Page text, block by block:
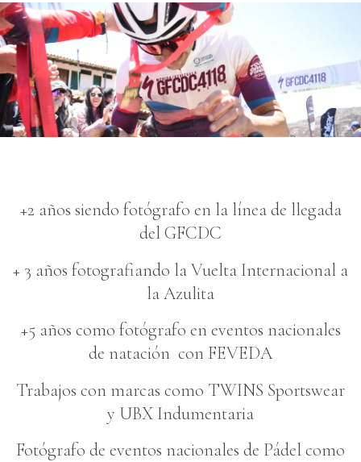
+2 años siendo fotógrafo en la línea de llegada
del GFCDC
+ 3 años fotografiando la Vuelta Internacional a
la Azulita
+5 años como fotógrafo en eventos nacionales
de natación con FEVEDA
Trabajos con marcas como TWINS Sportswear
y UBX Indumentaria
Fotógrafo de eventos nacionales de Pádel como